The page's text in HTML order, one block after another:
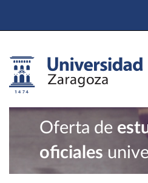
Oferta de
oficiales